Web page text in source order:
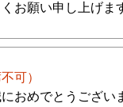
お願い申し上げま
可）
おめでとうござい